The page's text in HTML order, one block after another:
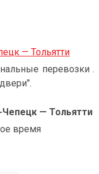
— Тольятти
перевозки .
— Тольятти
время